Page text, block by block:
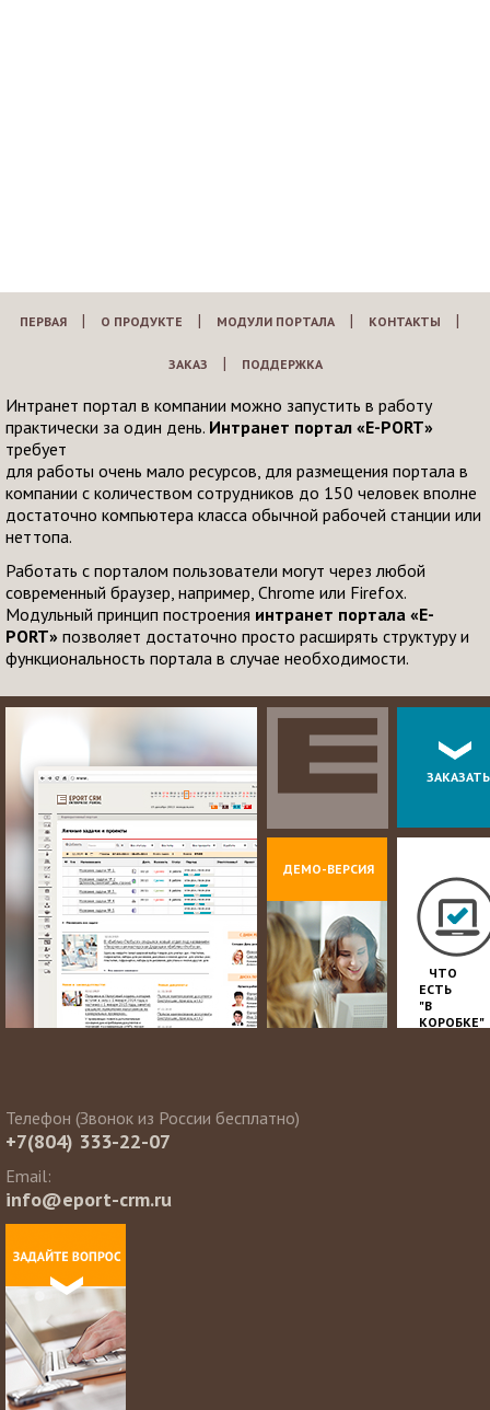
ПЕРВАЯ | О ПРОДУКТЕ | МОДУЛИ ПОРТАЛА | КОНТАКТЫ |
ЗАКАЗ | ПОДДЕРЖКА
Интранет портал в компании можно запустить в работу
практически за один день. Интранет портал «E-PORT»
требует
для работы очень мало ресурсов, для размещения портала в
компании с количеством сотрудников до 150 человек вполне
достаточно компьютера класса обычной рабочей станции или
неттопа.
Работать с порталом пользователи могут через любой
современный браузер, например, Chrome или Firefox.
Модульный принцип построения интранет портала «E-
PORT» позволяет достаточно просто расширять структуру и
функциональность портала в случае необходимости.
ДЕМО-ВЕРСИЯ
ЗАКАЗАТЬ
ЧТО
ЕСТЬ
"В
КОРОБКЕ"
Телефон (Звонок из России бесплатно)
+7(804) 333-22-07
Email:
info@eport-crm.ru